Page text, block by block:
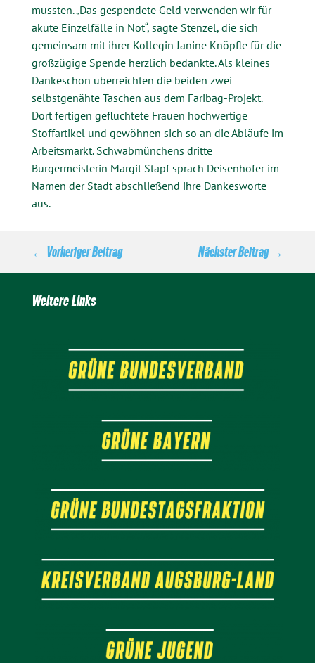
mussten. „Das gespendete Geld verwenden wir für
akute Einzelfälle in Not“, sagte Stenzel, die sich
gemeinsam mit ihrer Kollegin Janine Knöpfle für die
großzügige Spende herzlich bedankte. Als kleines
Dankeschön überreichten die beiden zwei
selbstgenähte Taschen aus dem Faribag-Projekt.
Dort fertigen geflüchtete Frauen hochwertige
Stoffartikel und gewöhnen sich so an die Abläufe im
Arbeitsmarkt. Schwabmünchens dritte
Bürgermeisterin Margit Stapf sprach Deisenhofer im
Namen der Stadt abschließend ihre Dankesworte
aus.
← Vorheriger Beitrag Nächster Beitrag→
Weitere Links